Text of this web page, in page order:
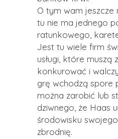
O tym wam jeszcze
tu nie ma jednego
ratunkowego,
Jest tu wiele firm
usługi, które muszą
konkurować i
grę wchodzą spore
można zarobić lub
dziwnego, że Haas
środowisku
zbrodnię.